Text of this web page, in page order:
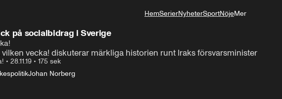
HemSerierNyheterSportNöjeMer
på socialbidrag i Sverige
vilken vecka! diskuterar märkliga historien runt Iraks försvarsminister
• 28.11.19 • 175 sek
Johan Norberg